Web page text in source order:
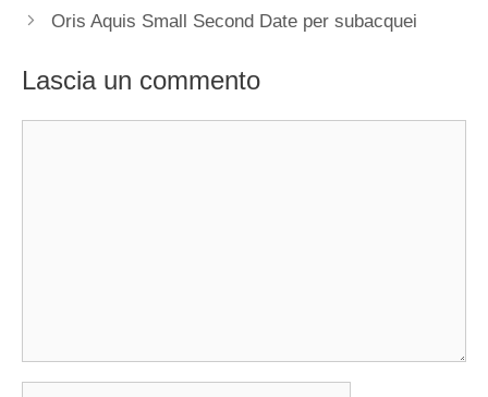
articolo
Oris Aquis Small Second Date per subacquei
Lascia un commento